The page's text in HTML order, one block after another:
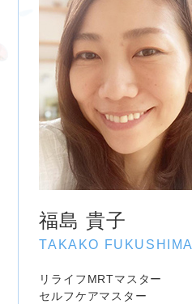
福島 貴子
TAKAKO FUKUSHIMA
リライフMRTマスター
セルフケアマスター